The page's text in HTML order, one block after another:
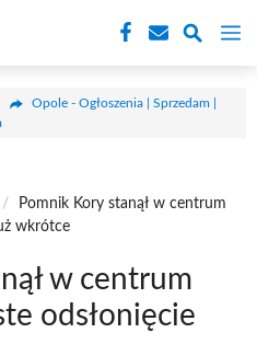
Opole - Ogłoszenia | Sprzedam |
/
Pomnik Kory stanął w centrum
wkrótce
w centrum
odsłonięcie